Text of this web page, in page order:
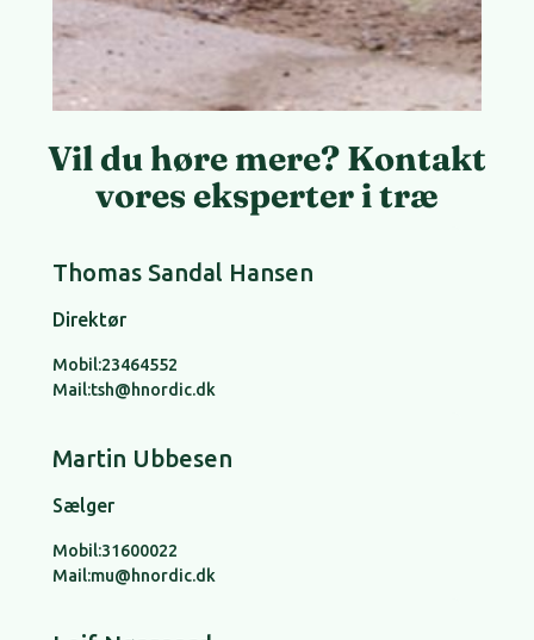
Vil du høre mere? Kontakt
vores eksperter i træ
Thomas Sandal Hansen
Direktør
Mobil:23464552
Mail:tsh@hnordic.dk
Martin Ubbesen
Sælger
Mobil:31600022
Mail:mu@hnordic.dk